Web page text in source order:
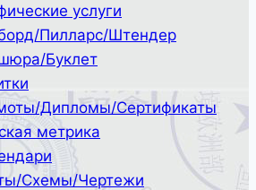
услуги
Пилларс/Штендер
Буклет
Дипломы/Сертификаты
метрика
Схемы/Чертежи